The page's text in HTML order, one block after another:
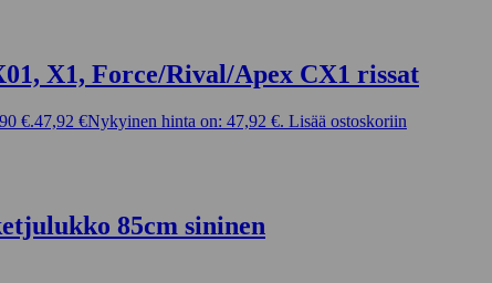
X1, Force/Rival/Apex CX1 rissat
€.47,92 €Nykyinen hinta on: 47,92 €. Lisää ostoskoriin
85cm sininen